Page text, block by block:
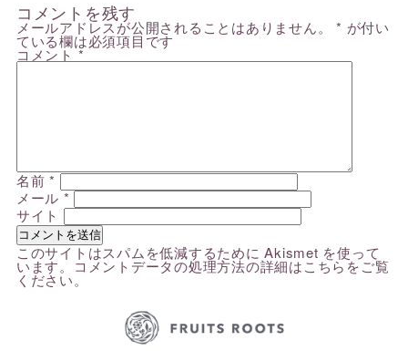
コメントを残す
メールアドレスが公開されることはありません。 * が付い
ている欄は必須項目です
コメント*
名前*
メール *
サイト
このサイトはスパムを低減するために Akismet を使って
います。 コメントデータの処理方法の詳細はこちらをご覧
ください。